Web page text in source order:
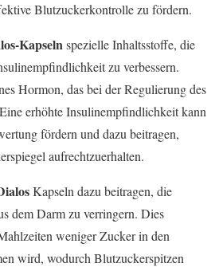
Blutzuckerkontrolle zu fördern.
Kapselnspezielle Inhaltsstoffe, die
zu verbessern.
Hormon, das bei der Regulierung des
erhöhte Insulinempfindlichkeit kann
fördern und dazu beitragen,
aufrechtzuerhalten.
Kapseln dazu beitragen, die
dem Darm zu verringern. Dies
weniger Zucker in den
wird, wodurch Blutzuckerspitzen